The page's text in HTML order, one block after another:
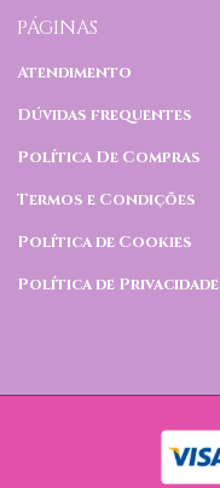
PÁGINAS
Atendimento
Dúvidas frequentes
Política De Compras
Termos e Condições
Política de Cookies
Política de Privacidade